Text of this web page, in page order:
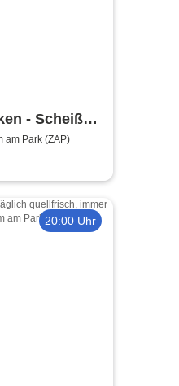
- Scheiße,
am Park (ZAP)
20:00 Uhr